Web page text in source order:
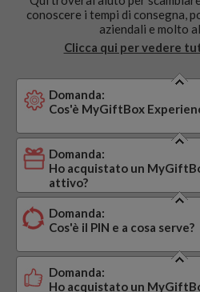
conoscere i tempi di consegna,
aziendali e molto
Clicca qui per vedere
Domanda:
Cos'è MyGiftBox
Domanda:
Ho acquistato un
attivo?
Domanda:
Cos'è il PIN e a cosa serve?
Domanda:
Ho acquistato un